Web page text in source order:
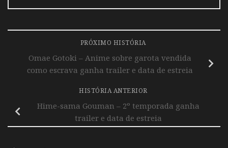
PRÓXIMO HISTÓRIA
Omae Gotoki – Anime sobre garota vendida
como escrava ganha trailer e data de estreia
HISTÓRIA ANTERIOR
Hime-sama Gouman – 2º temporada ganha
trailer e data de estreia